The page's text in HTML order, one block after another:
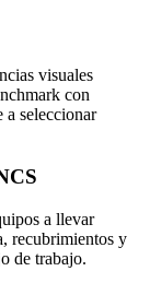
visuales
con
a seleccionar
a llevar
recubrimientos y
de trabajo.